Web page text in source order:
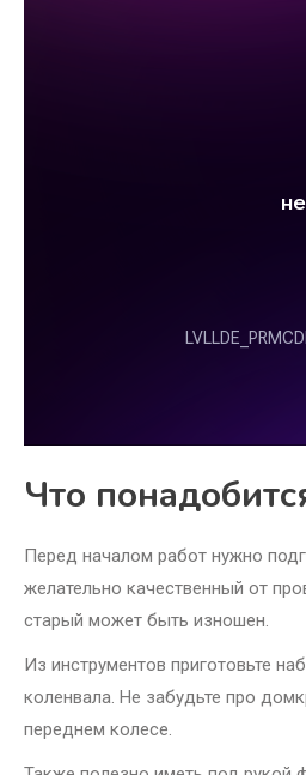
Что
Перед началом работ нужно
желательно качественный от
старый может быть изношен.
Из инструментов приготовьте
коленвала. Не забудьте про
переднем колесе.